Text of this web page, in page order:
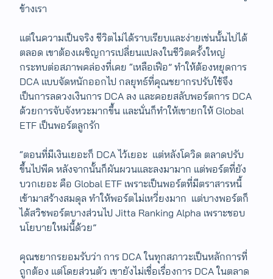
ข้างเรา
แต่ในความเป็นจริง ชีวิตไม่ได้ราบเรียบและง่ายเช่นนั้นไปได้
ตลอด เขาต้องเผชิญการเปลี่ยนแปลงในชีวิตครั้งใหญ่
กระทบต่อสภาพคล่องที่เคย “เหลือเฟือ” ทำให้ต้องหยุดการ
DCA แบบจัดหนักออกไป กลยุทธ์ที่คุณชยากรปรับใช้จึง
เป็นการลดวงเงินการ DCA ลง และคอยสลับพอร์ตการ DCA
ด้วยการจับจังหวะมากขึ้น และนั่นก็ทำให้เขายกให้ Global
ETF เป็นพอร์ตลูกรัก
“ตอนที่มีเงินเยอะก็ DCA ไว้เยอะ แต่หลังโควิด ตลาดปรับ
ขึ้นไปพีค​ หลังจากนั้นก็ผันผวนและลงมามาก แต่พอร์ตที่ยัง
บวกเยอะ คือ Global ETF เพราะเป็นพอร์ตที่มีตราสารหนี้
เข้ามาสร้างสมดุล ทำให้พอร์ตไม่เหวี่ยงมาก แต่บางพอร์ต​ก็
ได้สวิชพอร์ตบางส่วนไป Jitta Ranking Alpha เพราะชอบ
นโยบายใหม่นี้ด้วย”
คุณชยากรยอมรับว่า การ DCA ในทุกสภาวะเป็นหลักการที่
ถูกต้อง แต่โดยส่วนตัว เขายังไม่เชื่อเรื่องการ DCA ในตลาด